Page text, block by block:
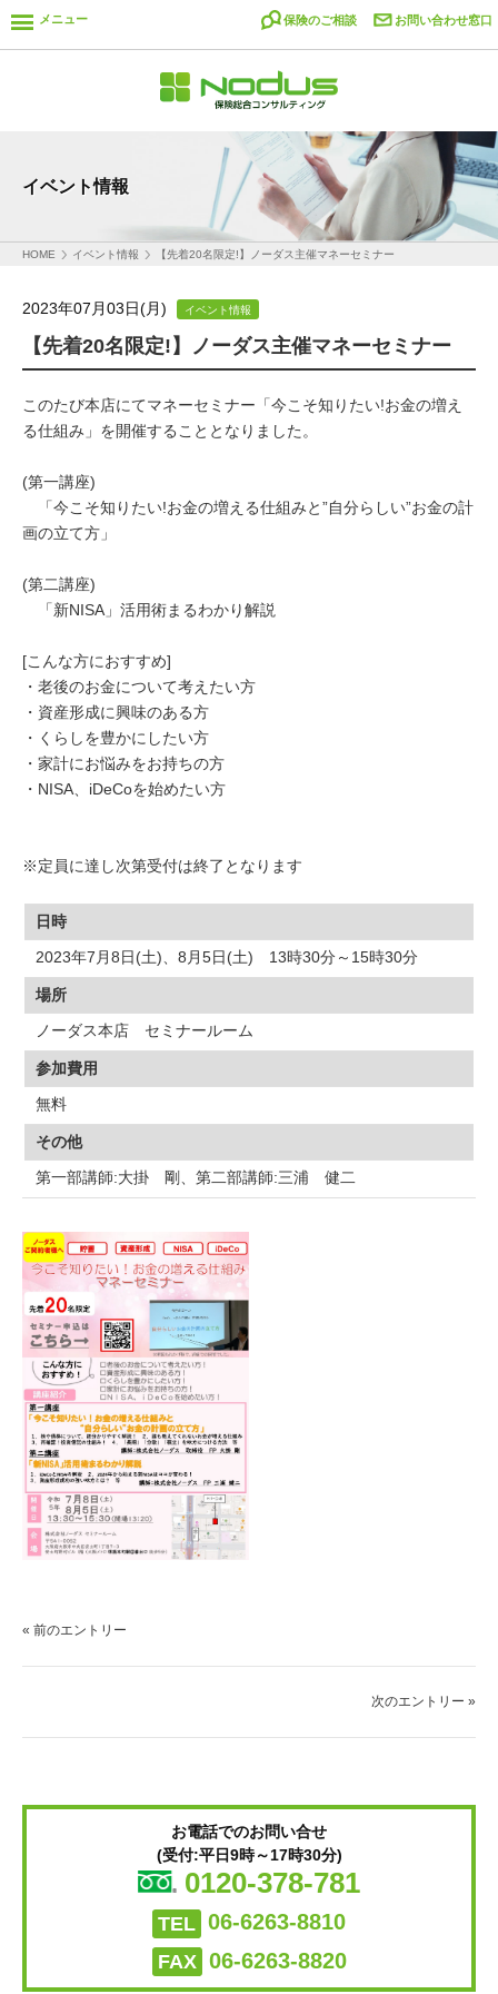
メニュー 保険のご相談 お問い合わせ窓口
イベント情報
HOME イベント情報 【先着20名限定!】ノーダス主催マネーセミナー
2023年07月03日(月) イベント情報
【先着20名限定!】ノーダス主催マネーセミナー
このたび本店にてマネーセミナー「今こそ知りたい!お金の増え
る仕組み」を開催することとなりました。
(第一講座)
「今こそ知りたい!お金の増える仕組みと”自分らしい”お金の計
画の立て方」
(第二講座)
「新NISA」活用術まるわかり解説
[こんな方におすすめ]
・老後のお金について考えたい方
・資産形成に興味のある方
・くらしを豊かにしたい方
・家計にお悩みをお持ちの方
・NISA、iDeCoを始めたい方
※定員に達し次第受付は終了となります
日時
2023年7月8日(土)、8月5日(土) 13時30分～15時30分
場所
ノーダス本店 セミナールーム
参加費用
無料
その他
第一部講師:大掛 剛、第二部講師:三浦 健二
« 前のエントリー
次のエントリー »
お電話でのお問い合せ
(受付:平日9時～17時30分)
0120-378-781
TEL 06-6263-8810
FAX 06-6263-8820